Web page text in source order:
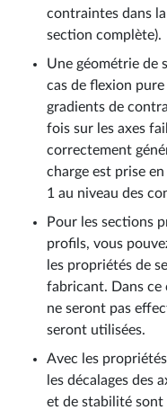
contraintes dans
section complète).
Une géométrie de
cas de flexion
gradients de
fois sur les axes
correctement
charge est prise
1 au niveau des
Pour les sections
profils, vous
les propriétés de
fabricant. Dans ce
ne seront pas
seront utilisées.
Avec les
les décalages des
et de stabilité sont